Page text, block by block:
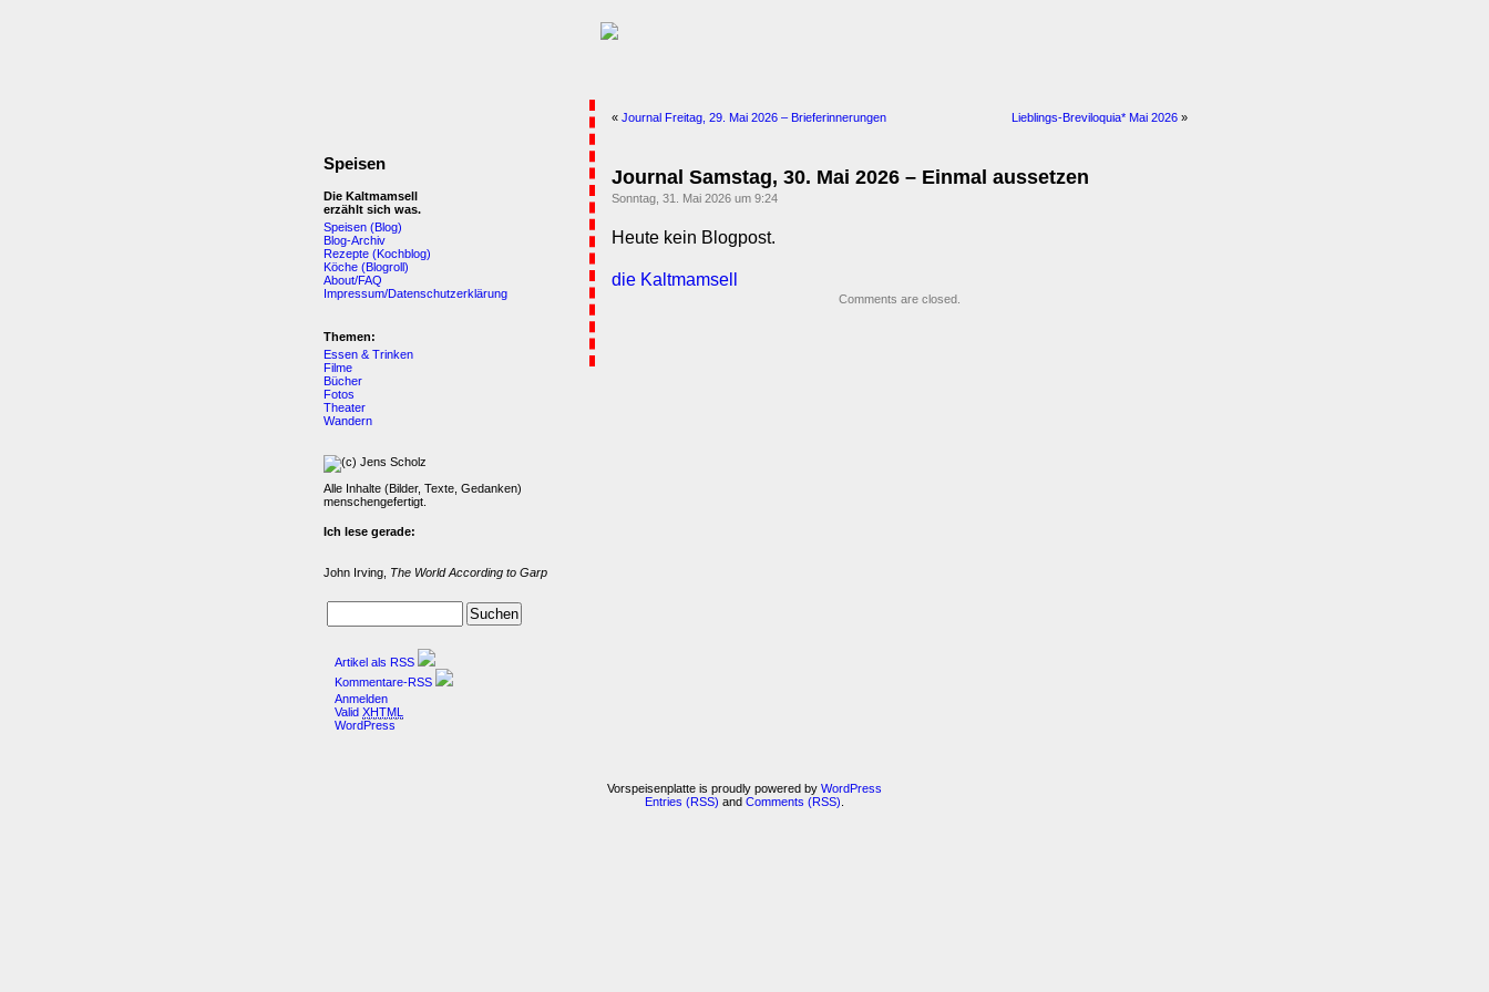
« Journal Freitag, 29. Mai 2026 – Brieferinnerungen Lieblings-Breviloquia* Mai 2026 »
Journal Samstag, 30. Mai 2026 – Einmal aussetzen
Sonntag, 31. Mai 2026 um 9:24
Heute kein Blogpost.
die Kaltmamsell
Comments are closed.
Speisen
Die Kaltmamsell
erzählt sich was.
Speisen (Blog)
Blog-Archiv
Rezepte (Kochblog)
Köche (Blogroll)
About/FAQ
Impressum/Datenschutzerklärung
Themen:
Essen & Trinken
Filme
Bücher
Fotos
Theater
Wandern
Alle Inhalte (Bilder, Texte, Gedanken)
menschengefertigt.
Ich lese gerade:
John Irving, The World According to Garp
Artikel als RSS
Kommentare-RSS
Anmelden
Valid XHTML
WordPress
Vorspeisenplatte is proudly powered by WordPress
Entries (RSS) and Comments (RSS)